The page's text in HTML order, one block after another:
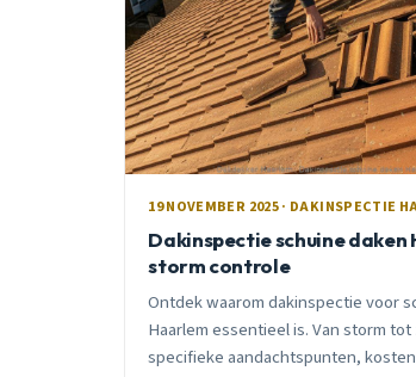
19 NOVEMBER 2025 · DAKINSPECTIE
Dakinspectie schuine daken
storm controle
Ontdek waarom dakinspectie voor
Haarlem essentieel is. Van storm tot
specifieke aandachtspunten,